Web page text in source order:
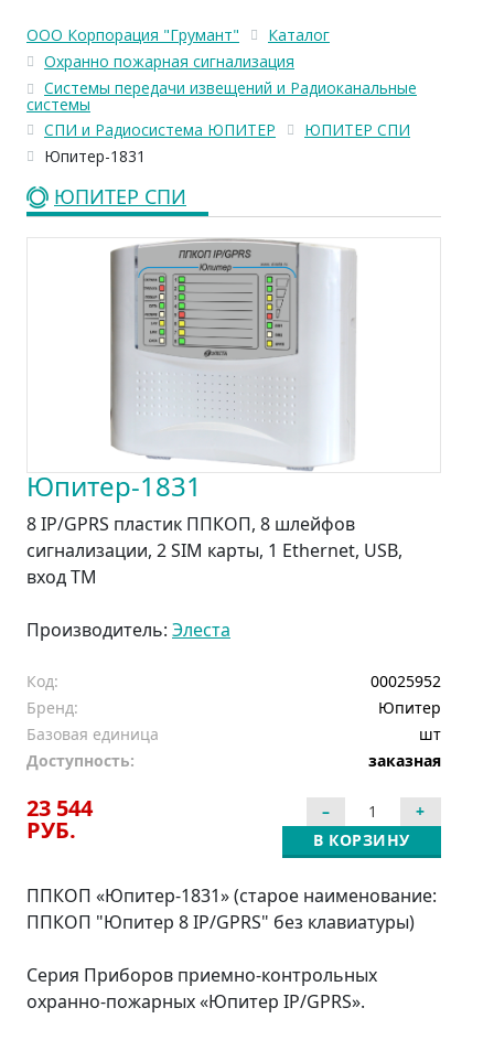
ООО Корпорация "Грумант"
Каталог
Охранно пожарная сигнализация
Системы передачи извещений и Радиоканальные
системы
СПИ и Радиосистема ЮПИТЕР
ЮПИТЕР СПИ
Юпитер-1831
ЮПИТЕР СПИ
Юпитер-1831
8 IP/GPRS пластик ППКОП, 8 шлейфов
сигнализации, 2 SIM карты, 1 Ethernet, USB,
вход ТМ
Производитель: Элеста
Код:
00025952
Бренд:
Юпитер
Базовая единица
шт
Доступность:
заказная
23 544
РУБ. В КОРЗИНУ
ППКОП «Юпитер-1831» (старое наименование:
ППКОП "Юпитер 8 IP/GPRS" без клавиатуры)
Серия Приборов приемно-контрольных
охранно-пожарных «Юпитер IP/GPRS».